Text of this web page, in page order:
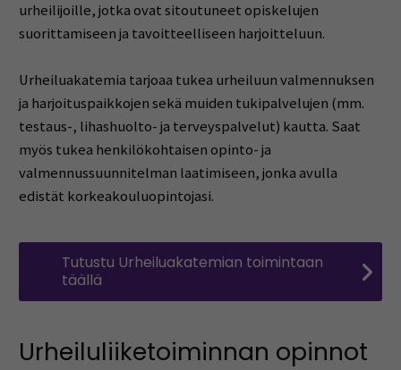
urheilijoille, jotka ovat sitoutuneet opiskelujen
suorittamiseen ja tavoitteelliseen harjoitteluun.
Urheiluakatemia tarjoaa tukea urheiluun valmennuksen
ja harjoituspaikkojen sekä muiden tukipalvelujen (mm.
testaus-, lihashuolto- ja terveyspalvelut) kautta. Saat
myös tukea henkilökohtaisen opinto- ja
valmennussuunnitelman laatimiseen, jonka avulla
edistät korkeakouluopintojasi.
Tutustu Urheiluakatemian toimintaan
täällä
Urheiluliiketoiminnan opinnot